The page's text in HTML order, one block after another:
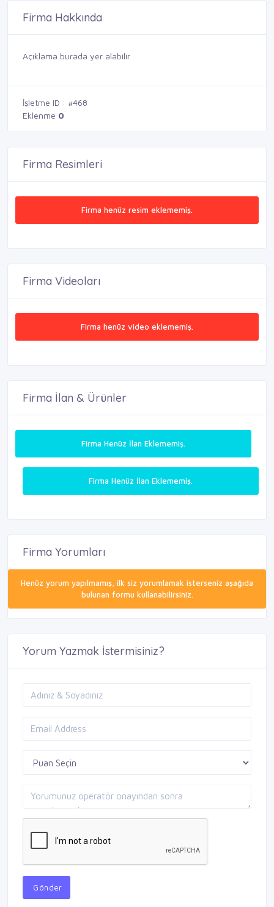
Firma Hakkında
Açıklama burada yer alabilir
İşletme ID : #468
Eklenme 0
Firma Resimleri
Firma henüz resim eklememiş.
Firma Videoları
Firma henüz video eklememiş.
Firma İlan & Ürünler
Firma Henüz İlan Eklememiş.
Firma Henüz İlan Eklememiş.
Firma Yorumları
Henüz yorum yapılmamış, ilk siz yorumlamak isterseniz aşağıda
bulunan formu kullanabilirsiniz.
Yorum Yazmak İstermisiniz?
Gönder